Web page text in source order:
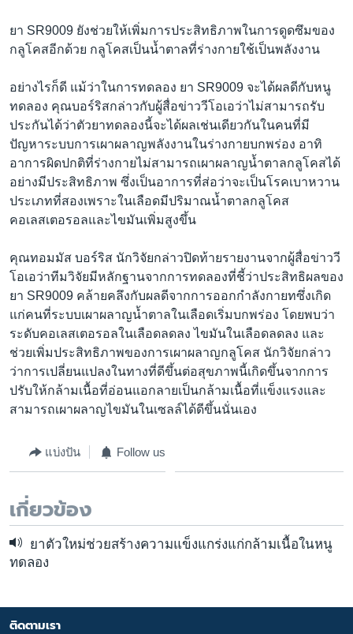
ยา SR9009 ยังช่วยให้เพิ่มการประสิทธิภาพในการดูดซึมของ
กลูโคสอีกด้วย กลูโคสเป็นน้ำตาลที่ร่างกายใช้เป็นพลังงาน
อย่างไรก็ดี แม้ว่าในการทดลอง ยา SR9009 จะได้ผลดีกับหนู
ทดลอง คุณบอร์ริสกล่าวกับผู้สื่อข่าววีโอเอว่าไม่สามารถรับ
ประกันได้ว่าตัวยาทดลองนี้จะได้ผลเช่นเดียวกันในคนที่มี
ปัญหาระบบการเผาผลาญพลังงานในร่างกายบกพร่อง อาทิ
อาการผิดปกติที่ร่างกายไม่สามารถเผาผลาญน้ำตาลกลูโคสได้
อย่างมีประสิทธิภาพ ซึ่งเป็นอาการที่ส่อว่าจะเป็นโรคเบาหวาน
ประเภทที่สองเพราะในเลือดมีปริมาณน้ำตาลกลูโคส
คอเลสเตอรอลและไขมันเพิ่มสูงขึ้น
คุณทอมมัส บอร์ริส นักวิจัยกล่าวปิดท้ายรายงานจากผู้สื่อข่าววี
โอเอว่าทีมวิจัยมีหลักฐานจากการทดลองที่ชี้ว่าประสิทธิผลของ
ยา SR9009 คล้ายคลึงกับผลดีจากการออกกำลังกายทซึ่งเกิด
แก่คนที่ระบบเผาผลาญน้ำตาลในเลือดเริ่มบกพร่อง โดยพบว่า
ระดับคอเลสเตอรอลในเลือดลดลง ไขมันในเลือดลดลง และ
ช่วยเพิ่มประสิทธิภาพของการเผาผลาญกลูโคส นักวิจัยกล่าว
ว่าการเปลี่ยนแปลงในทางที่ดีขึ้นต่อสุขภาพนี้เกิดขึ้นจากการ
ปรับให้กล้ามเนื้อที่อ่อนแอกลายเป็นกล้ามเนื้อที่แข็งแรงและ
สามารถเผาผลาญไขมันในเซลล์ได้ดีขึ้นนั่นเอง
แบ่งปัน Follow us
เกี่ยวข้อง
ยาตัวใหม่ช่วยสร้างความแข็งแกร่งแก่กล้ามเนื้อในหนู
ทดลอง
ติดตามเรา